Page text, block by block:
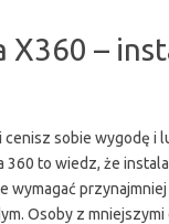
–
cenisz sobie wygodę i
360 to wiedz, że
wymagać
Osoby z mniejszymi